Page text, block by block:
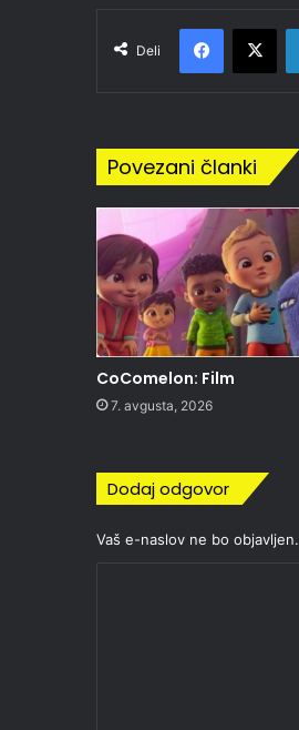
Deli
Facebook
X
Povezani članki
CoComelon: Film
7. avgusta, 2026
Dodaj odgovor
Vaš e-naslov ne bo objavljen.